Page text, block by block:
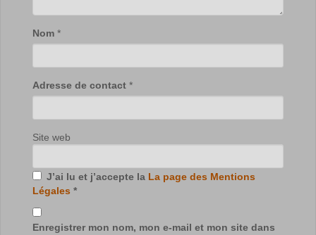
Nom *
Adresse de contact *
Site web
J’ai lu et j’accepte la La page des Mentions
Légales *
Enregistrer mon nom, mon e-mail et mon site dans